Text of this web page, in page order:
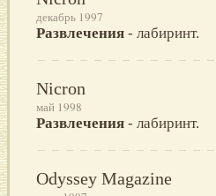
декабрь 1997
Развлечения - лабиринт.
Nicron
май 1998
Развлечения - лабиринт.
Odyssey Magazine